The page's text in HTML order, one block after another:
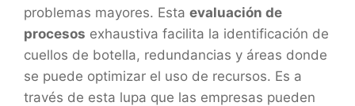
problemas mayores. Esta evaluación de
procesos exhaustiva facilita la identificación de
cuellos de botella, redundancias y áreas donde
se puede optimizar el uso de recursos. Es a
través de esta lupa que las empresas pueden